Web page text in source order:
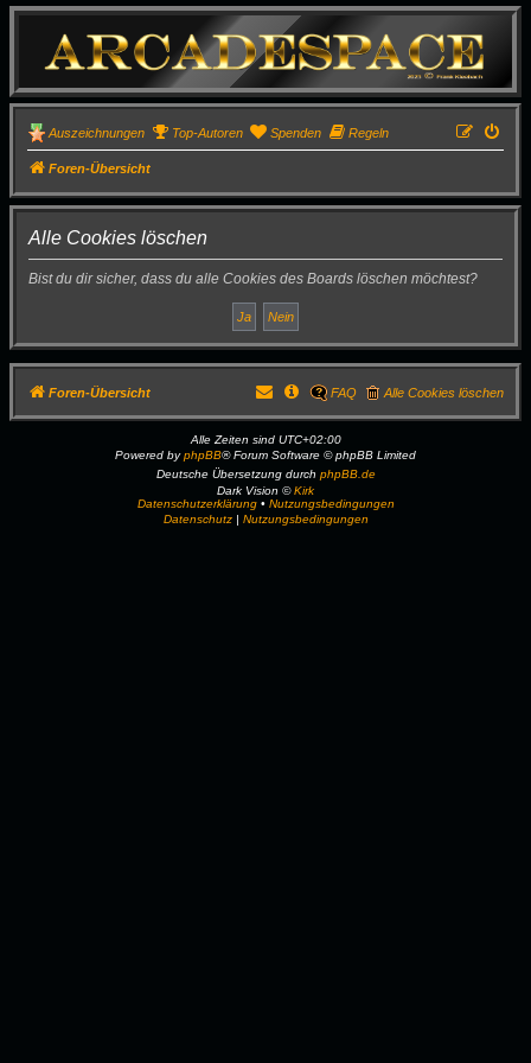
Auszeichnungen Top-Autoren Spenden Regeln
Foren-Übersicht
Alle Cookies löschen
Bist du dir sicher, dass du alle Cookies des Boards löschen möchtest?
Foren-Übersicht Alle Cookies löschen
FAQ
Alle Zeiten sind UTC+02:00
Powered byphpBB® Forum Software © phpBB Limited
Deutsche Übersetzung durch phpBB.de
Dark Vision ©Kirk
Datenschutzerklärung• Nutzungsbedingungen
Datenschutz| Nutzungsbedingungen